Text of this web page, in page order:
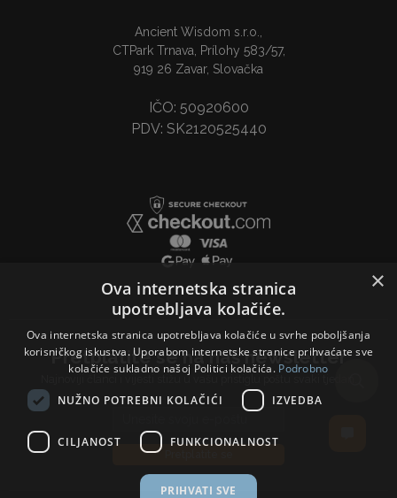
Ancient Wisdom s.r.o.,
CTPark Trnava, Prílohy 583/57,
919 26 Zavar, Slovačka
IČO: 50920600
PDV: SK2120525440
Pretplatite se na naš newsletter
Najnoviji članci i vijesti stižu u vašu pristiglu poštu svaki tjedan.
×
Ova internetska stranica
upotrebljava kolačiće.
Ova internetska stranica upotrebljava kolačiće u svrhe poboljšanja
korisničkog iskustva. Uporabom internetske stranice prihvaćate sve
kolačiće sukladno našoj Politici kolačića. Podrobno
NUŽNO POTREBNI KOLAČIĆI IZVEDBA
CILJANOST FUNKCIONALNOST
PRIHVATI SVE